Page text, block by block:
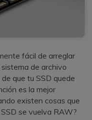
fácil de arreglar
de archivo
que tu SSD quede
es la mejor
existen cosas que
se vuelva RAW?